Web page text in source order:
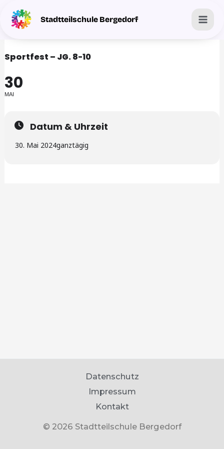
Inhalt
Stadtteilschule Bergedorf
Sportfest – JG. 8-10
30
MAI
Datum & Uhrzeit
30. Mai 2024ganztägig
Datenschutz
Impressum
Kontakt
© 2026 Stadtteilschule Bergedorf